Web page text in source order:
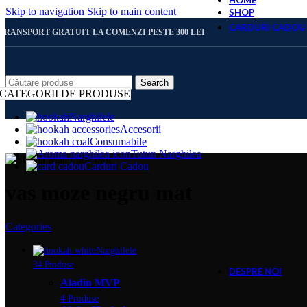
Skip to navigation Skip to main content
GRATUIT LA COMENZI PESTE 300 LEI
Search
CATEGORII DE PRODUSE
Narghilele
Accesorii
Consumabile
Tutun Narghilea
Carduri Cadou
SHOP
CARDURI CADOU
DESPRE NOI
Categories
Narghilele
34 Produse
Aladin MVP
4 Produse